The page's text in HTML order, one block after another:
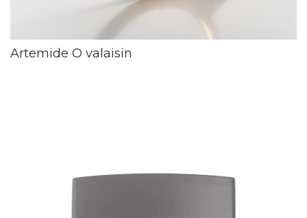
Artemide O valaisin